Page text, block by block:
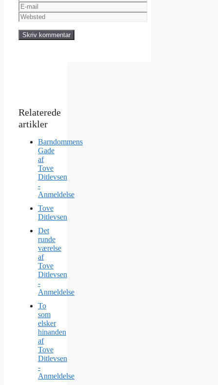
E-
mail
Websted
Barndommens
Gade
af
Tove
Ditlevsen
-
Anmeldelse
Tove
Ditlevsen
Det
runde
værelse
af
Tove
Ditlevsen
-
Anmeldelse
To
som
elsker
hinanden
af
Tove
Ditlevsen
-
Anmeldelse